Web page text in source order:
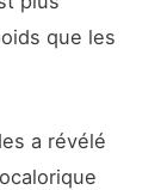
que les
a révélé